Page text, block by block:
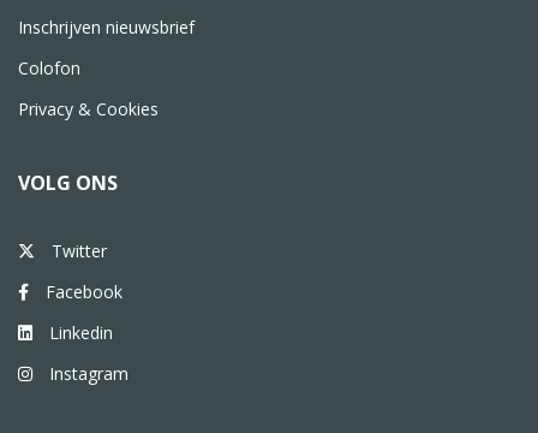
Inschrijven nieuwsbrief
Colofon
Privacy & Cookies
VOLG ONS
Twitter
Facebook
Linkedin
Instagram